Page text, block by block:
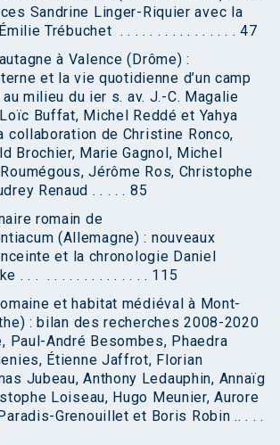
Sandrine Linger-Riquier avec la
Trébuchet . . . . . . . . . . . . . . . . 47
à Valence (Drôme) :
et la vie quotidienne d’un camp
milieu du ier s. av. J.-C. Magalie
Buffat, Michel Reddé et Yahya
collaboration de Christine Ronco,
Brochier, Marie Gagnol, Michel
Jérôme Ros, Christophe
Renaud . . . . . 85
romain de
(Allemagne) : nouveaux
et la chronologie Daniel
. . . . . . . . . . . . . . . . . 115
et habitat médiéval à Mont-
: bilan des recherches 2008-2020
Paul-André Besombes, Phaedra
Étienne Jaffrot, Florian
Jubeau, Anthony Ledauphin, Annaïg
Loiseau, Hugo Meunier, Aurore
Grenouillet et Boris Robin .. . . .